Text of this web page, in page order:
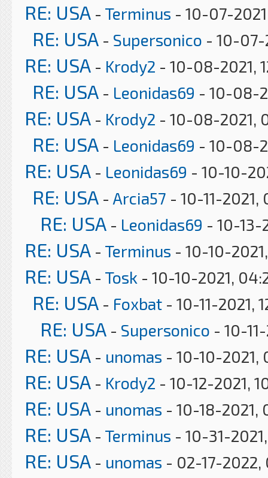
RE: USA - Terminus - 10-07-
RE: USA - Supersonico - 10-07-
RE: USA - Krody2 - 10-08-2021,
RE: USA - Leonidas69 - 10-08-
RE: USA - Krody2 - 10-08-2021,
RE: USA - Leonidas69 - 10-08-
RE: USA - Leonidas69 - 10-10-
RE: USA - Arcia57 - 10-11-2021,
RE: USA - Leonidas69 - 10-13-
RE: USA - Terminus - 10-10-
RE: USA - Tosk - 10-10-2021,
RE: USA - Foxbat - 10-11-2021,
RE: USA - Supersonico - 10-
RE: USA - unomas - 10-10-2021,
RE: USA - Krody2 - 10-12-2021,
RE: USA - unomas - 10-18-2021,
RE: USA - Terminus - 10-31-
RE: USA - unomas - 02-17-2022,